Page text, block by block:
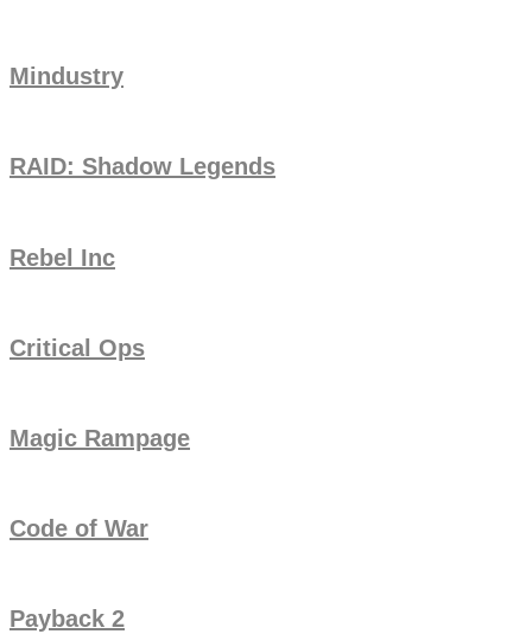
Mindustry
RAID: Shadow Legends
Rebel Inc
Critical Ops
Magic Rampage
Code of War
Payback 2